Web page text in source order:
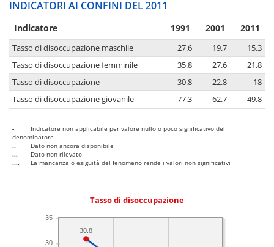
INDICATORI AI CONFINI DEL 2011
Indicatore 1991 2001 2011
Tasso di disoccupazione maschile 27.6 19.7
15.3
Tasso di disoccupazione femminile
35.8 27.6
21.8
Tasso di disoccupazione
30.8 22.8
18
Tasso di disoccupazione giovanile
77.3 62.7 49.8
-
Indicatore non applicabile per valore nullo o poco significativo del
denominatore
..
Dato non ancora disponibile
...
Dato non rilevato
....
La mancanza o esiguità del fenomeno rende i valori non significativi
Tasso di disoccupazione
30
35
30.8